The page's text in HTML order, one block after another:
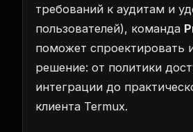
требований к аудитам и
пользователей), команда
поможет спроектировать
решение: от политики
интеграции до
клиента Termux.